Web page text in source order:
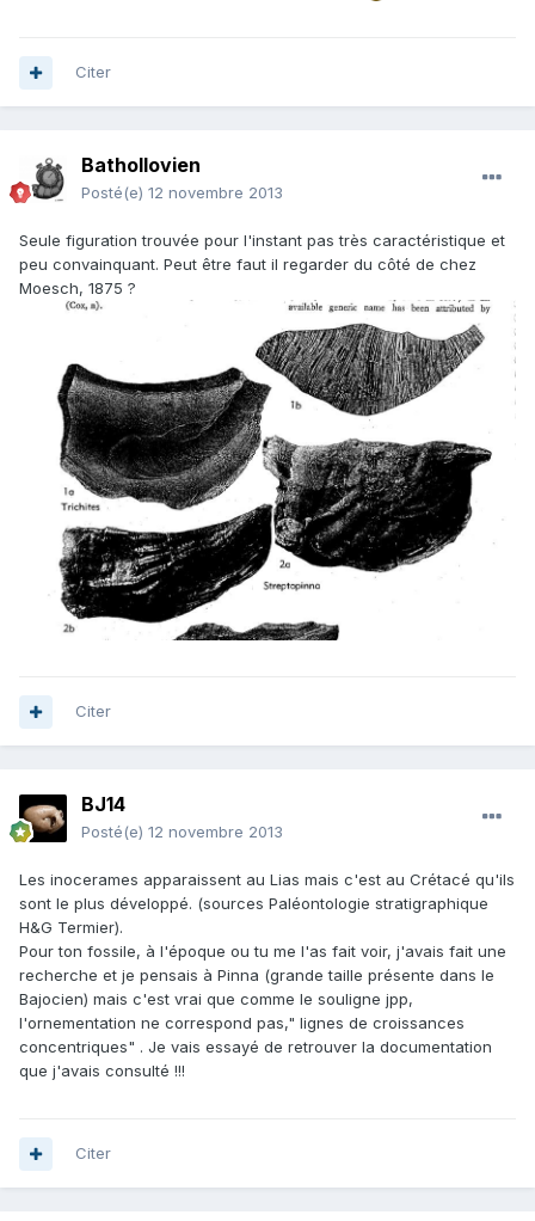
Citer
Bathollovien
Posté(e) 12 novembre 2013
Seule figuration trouvée pour l'instant pas très caractéristique et
peu convainquant. Peut être faut il regarder du côté de chez
Moesch, 1875 ?
Citer
BJ14
Posté(e) 12 novembre 2013
Les inocerames apparaissent au Lias mais c'est au Crétacé qu'ils
sont le plus développé. (sources Paléontologie stratigraphique
H&G Termier).
Pour ton fossile, à l'époque ou tu me l'as fait voir, j'avais fait une
recherche et je pensais à Pinna (grande taille présente dans le
Bajocien) mais c'est vrai que comme le souligne jpp,
l'ornementation ne correspond pas," lignes de croissances
concentriques" . Je vais essayé de retrouver la documentation
que j'avais consulté !!!
Citer